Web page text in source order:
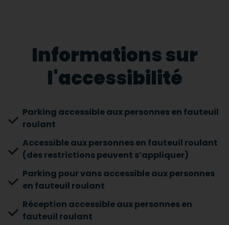
Informations sur
l'accessibilité
Parking accessible aux personnes en fauteuil
roulant
Accessible aux personnes en fauteuil roulant
(des restrictions peuvent s’appliquer)
Parking pour vans accessible aux personnes
en fauteuil roulant
Réception accessible aux personnes en
fauteuil roulant